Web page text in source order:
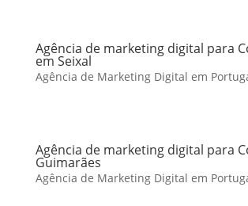
Agência de marketing digital para
em Seixal
Agência de Marketing Digital em
Agência de marketing digital para
Guimarães
Agência de Marketing Digital em